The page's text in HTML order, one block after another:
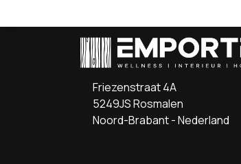
Friezenstraat 4A
5249JS Rosmalen
Noord-Brabant - Nederland